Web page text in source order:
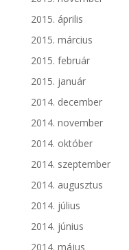
2015. április
2015. március
2015. február
2015. január
2014. december
2014. november
2014. október
2014. szeptember
2014. augusztus
2014. július
2014. június
2014. május